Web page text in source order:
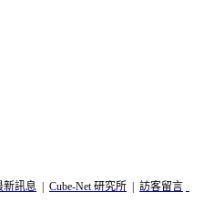
新訊息 Cube-Net 研究所 訪客留言